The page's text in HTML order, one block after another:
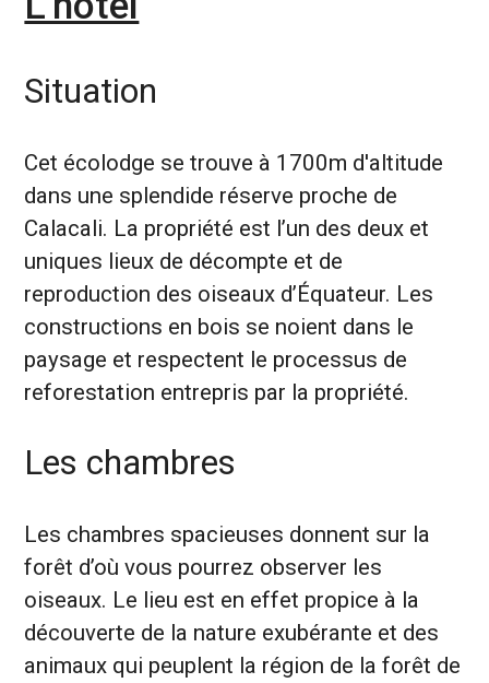
Situation
Cet écolodge se trouve à 1700m d'altitude
dans une splendide réserve proche de
Calacali. La propriété est l’un des deux et
uniques lieux de décompte et de
reproduction des oiseaux d’Équateur. Les
constructions en bois se noient dans le
paysage et respectent le processus de
reforestation entrepris par la propriété.
Les chambres
Les chambres spacieuses donnent sur la
forêt d’où vous pourrez observer les
oiseaux. Le lieu est en effet propice à la
découverte de la nature exubérante et des
animaux qui peuplent la région de la forêt de